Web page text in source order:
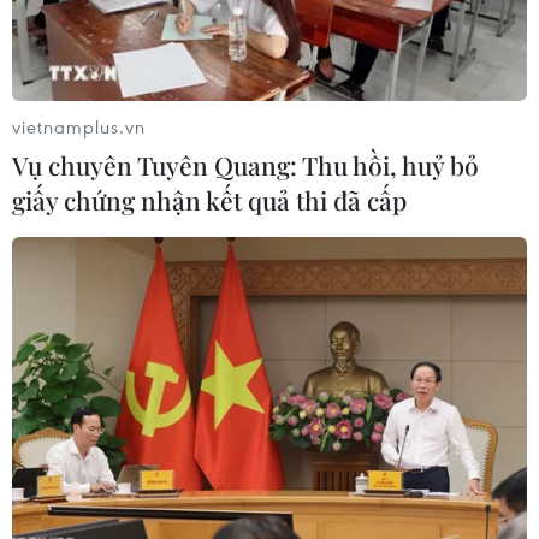
TIN LIÊN QUAN
vietnamplus.vn
Vụ chuyên Tuyên Quang: Thu hồi, huỷ bỏ
giấy chứng nhận kết quả thi đã cấp